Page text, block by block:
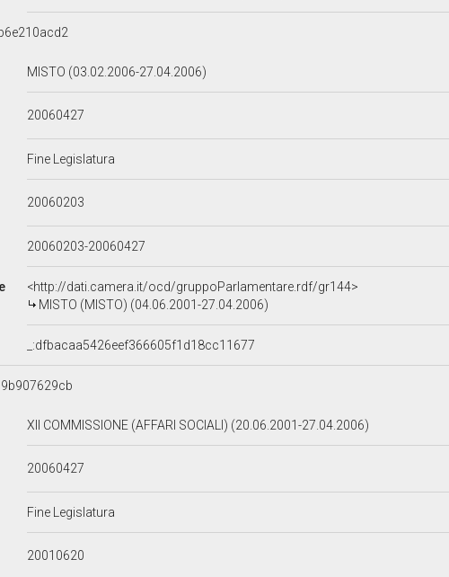
MISTO (03.02.2006-27.04.2006)
20060427
Fine Legislatura
20060203
20060203-20060427
<http://dati.camera.it/ocd/gruppoParlamentare.rdf/gr144>
MISTO (MISTO) (04.06.2001-27.04.2006)
_:dfbacaa5426eef366605f1d18cc11677
XII COMMISSIONE (AFFARI SOCIALI) (20.06.2001-27.04.2006)
20060427
Fine Legislatura
20010620